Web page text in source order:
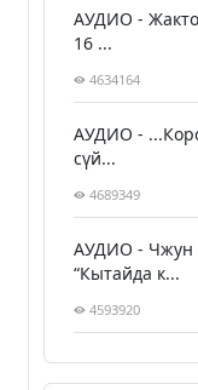
АУДИО -
16 ...
4634164
АУДИО -
сүй...
4689349
АУДИО - Чжун
“Кытайда к...
4593920